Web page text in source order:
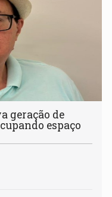
geração de
espaço